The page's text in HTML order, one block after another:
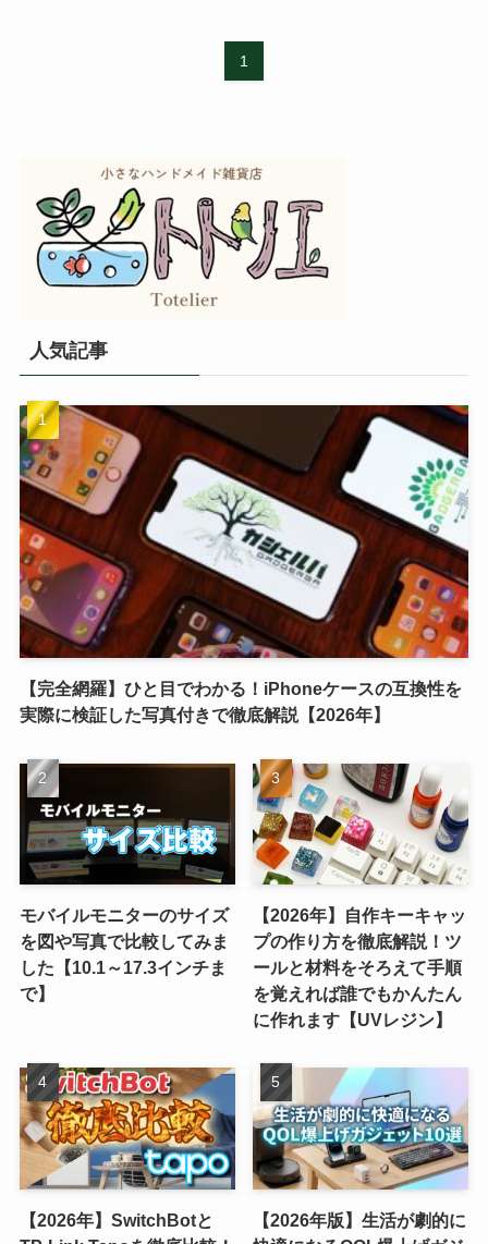
1
人気記事
【完全網羅】ひと目でわかる！iPhoneケースの互換性を
実際に検証した写真付きで徹底解説【2026年】
モバイルモニターのサイズ
を図や写真で比較してみま
した【10.1～17.3インチま
で】
【2026年】自作キーキャッ
プの作り方を徹底解説！ツ
ールと材料をそろえて手順
を覚えれば誰でもかんたん
に作れます【UVレジン】
【2026年】SwitchBotと
【2026年版】生活が劇的に